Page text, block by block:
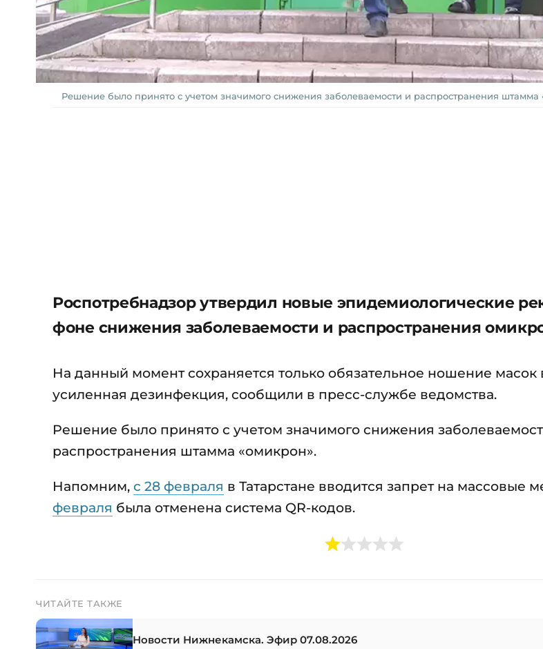
Решение было принято с учетом значимого снижения заболеваемости и распространения
Роспотребнадзор утвердил новые эпидемиологические
фоне снижения заболеваемости и распространения
На данный момент сохраняется только обязательное ношение
усиленная дезинфекция, сообщили в пресс-службе ведомства.
Решение было принято с учетом значимого снижения
распространения штамма «омикрон».
Напомним, с 28 февраля в Татарстане вводится запрет на массовые
февраля была отменена система QR-кодов.
ЧИТАЙТЕ ТАКЖЕ
Новости Нижнекамска. Эфир 07.08.2026